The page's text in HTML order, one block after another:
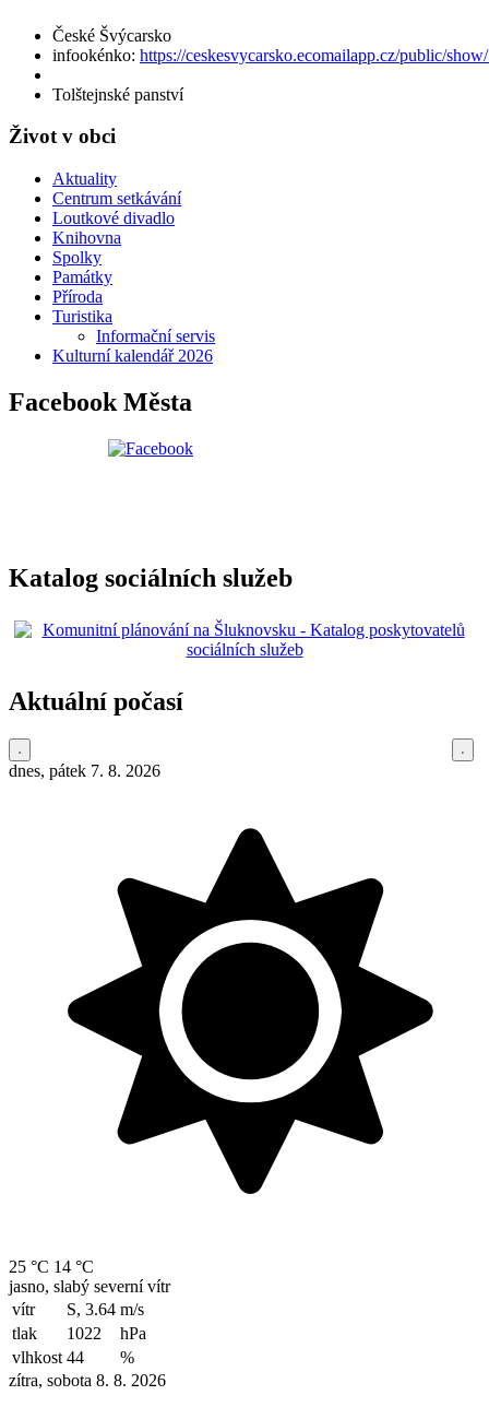
České Švýcarsko
infookénko: https://ceskesvycarsko.ecomailapp.cz/public/
Tolštejnské panství
Život v obci
Aktuality
Centrum setkávání
Loutkové divadlo
Knihovna
Spolky
Památky
Příroda
Turistika
Informační servis
Kulturní kalendář 2026
Facebook Města
Katalog sociálních služeb
Aktuální počasí
dnes, pátek 7. 8. 2026
25 °C 14 °C
jasno, slabý severní vítr
vítr
S, 3.64 m/s
tlak
1022
hPa
vlhkost 44
%
zítra, sobota 8. 8. 2026